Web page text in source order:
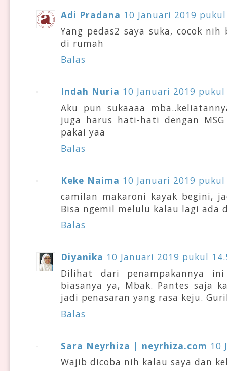
Adi Pradana 10 Januari 2019
Yang pedas2 saya suka, cocok
di rumah
Balas
Indah Nuria 10 Januari 2019 pukul
Aku pun sukaaaa
juga harus hati-hati dengan
pakai yaa
Balas
Keke Naima 10 Januari 2019 pukul
camilan makaroni kayak begini,
Bisa ngemil melulu kalau lagi ada
Balas
Diyanika 10 Januari 2019 pukul
Dilihat dari penampakannya
biasanya ya, Mbak. Pantes saja
jadi penasaran yang rasa keju.
Balas
Sara Neyrhiza | neyrhiza.com 10
Wajib dicoba nih kalau saya dan